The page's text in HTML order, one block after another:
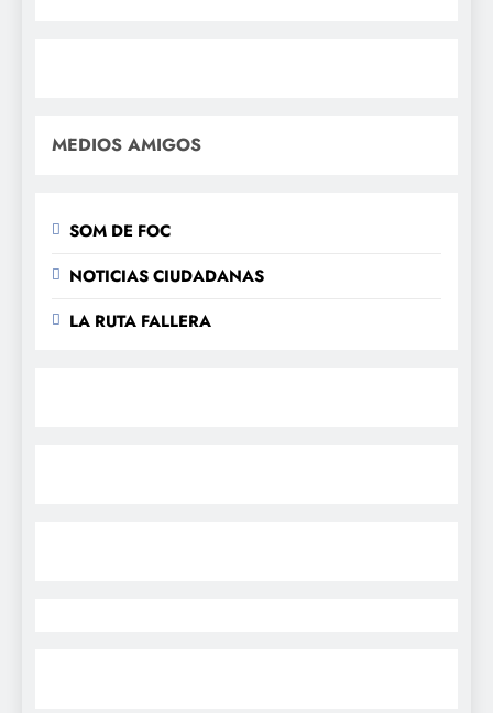
MEDIOS AMIGOS
SOM DE FOC
NOTICIAS CIUDADANAS
LA RUTA FALLERA